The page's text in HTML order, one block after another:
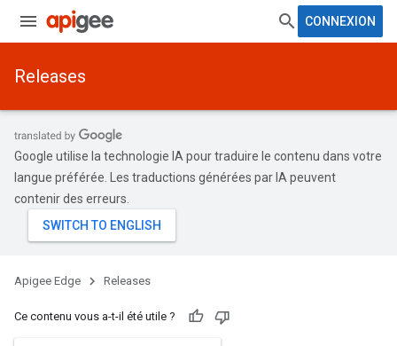
CONNEXION
Releases
Google utilise la technologie IA pour traduire le contenu dans votre
langue préférée. Les traductions générées par IA peuvent
contenir des erreurs.
Apigee Edge Releases
Ce contenu vous a-t-il été utile ?